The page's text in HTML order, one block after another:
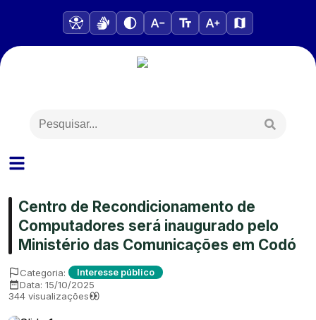
Centro de Recondicionamento de
Computadores será inaugurado pelo
Ministério das Comunicações em Codó
Categoria: Interesse público
Data: 15/10/2025
344 visualizações